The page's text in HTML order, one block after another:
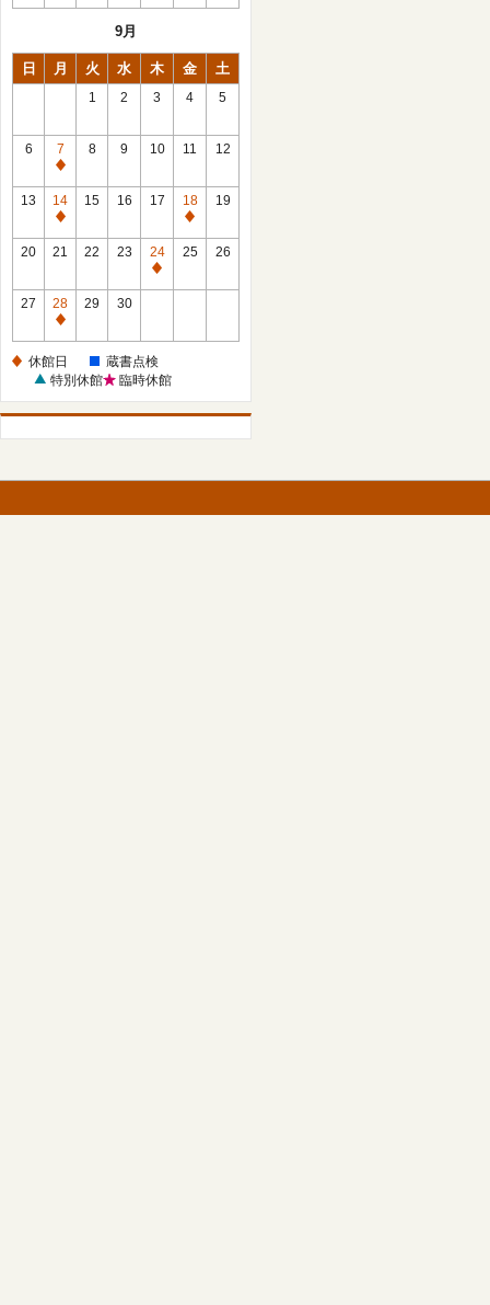
9月
日 月 火 水 木 金 土
1 2 3 4 5
6
7
休
館
日
8 9 10 11 12
13
14
休
館
15 16 17
18
休
館
19
20 21 22 23
24
休
25 26
27
28
休
日
29 30
休館日
蔵書点検
特別休館
臨時休館